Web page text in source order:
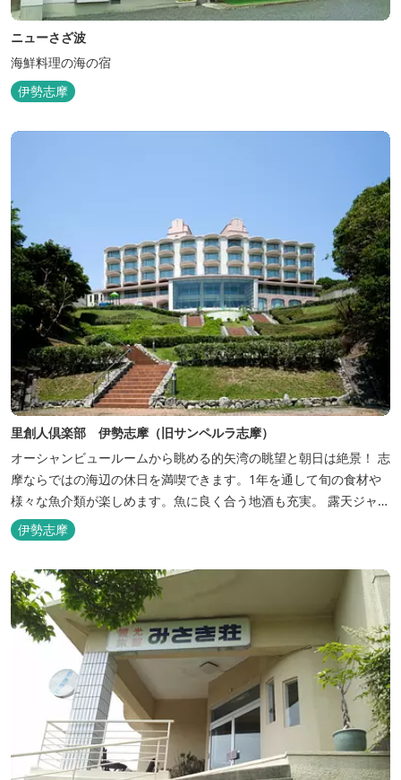
ニューさざ波
海鮮料理の海の宿
伊勢志摩
里創人倶楽部 伊勢志摩（旧サンペルラ志摩）
オーシャンビュールームから眺める的矢湾の眺望と朝日は絶景！ 志
摩ならではの海辺の休日を満喫できます。1年を通して旬の食材や
様々な魚介類が楽しめます。魚に良く合う地酒も充実。 露天ジャク
ジーや、本格エステがあるのも女性には嬉しい！ 最高級のリゾート
ホテル「里創人倶楽部 伊勢志摩」にぜひお越しください。
伊勢志摩